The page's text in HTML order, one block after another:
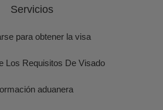
Servicios
para obtener la visa
Los Requisitos De Visado
aduanera